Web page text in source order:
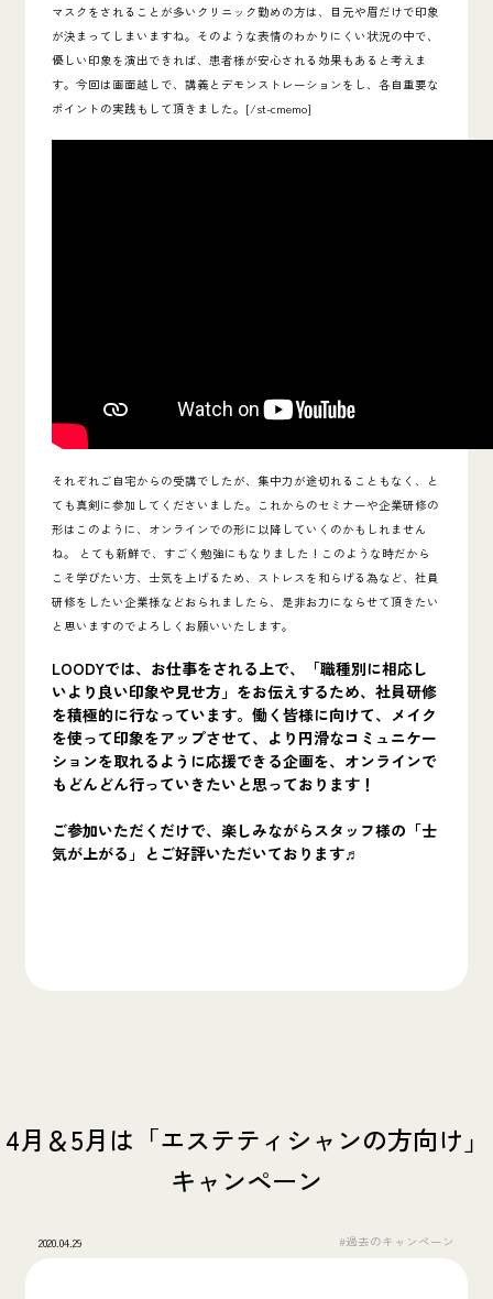
マスクをされることが多いクリニック勤めの方は、目元や眉だけで印象
が決まってしまいますね。そのような表情のわかりにくい状況の中で、
優しい印象を演出できれば、患者様が安心される効果 もあると考えま
す。今回は画面越しで、 講義とデモンストレーションをし、各自重要な
ポイントの実践もして頂きました。[/st-cmemo]
それぞれご自宅からの受講でしたが、集中力が途切れることもなく、と
ても真剣に参加してくださいました。これからのセミナーや企業研修の
形はこのように、オンラインでの形に以降していくのかもしれません
ね。 とても新鮮で、すごく勉強にもなりました！ このような時だから
こそ学びたい方、士気を上げるため、ストレスを和らげる為など、社員
研修をしたい企業様などおられましたら、是非お力にならせて頂きたい
と思いますのでよろしくお願いいたします。
LOODYでは、お仕事をされる上で、「職種別に相応し
いより良い印象や見せ方」をお伝えするため、社員研修
を積極的に行なっています。働く皆様に向けて、メイク
を使って印象をアップさせて、より円滑なコミュニケー
ションを取れるように応援できる企画を、オンラインで
もどんどん行っていきたいと思っております！
ご参加いただくだけで、楽しみながらスタッフ様の「士
気が上がる」とご好評いただいております♬
4月＆5月は「エステティシャンの方向け」
キャンペーン
2020.04.29 #過去のキャンペーン